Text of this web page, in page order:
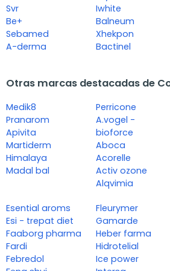
Svr
Be+
Sebamed
A-derma
Iwhite
Balneum
Xhekpon
Bactinel
Otras marcas destacadas de
Medik8
Pranarom
Apivita
Martiderm
Himalaya
Madal bal
Perricone
A.vogel -
bioforce
Aboca
Acorelle
Activ ozone
Alqvimia
Esential aroms
Esi - trepat diet
Faaborg pharma
Fardi
Febredol
Fleurymer
Gamarde
Heber farma
Hidrotelial
Ice power